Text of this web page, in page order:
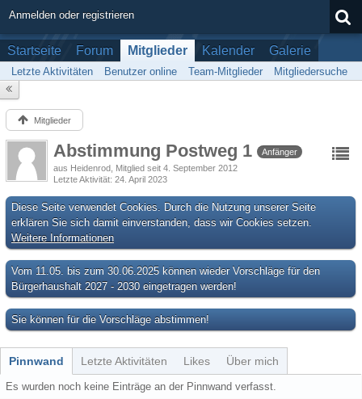
Anmelden oder registrieren
Startseite Forum Mitglieder Kalender Galerie
Letzte Aktivitäten Benutzer online Team-Mitglieder Mitgliedersuche
Mitglieder
Abstimmung Postweg 1
Anfänger
aus Heidenrod Mitglied seit 4. September 2012
Letzte Aktivität 24. April 2023
Diese Seite verwendet Cookies. Durch die Nutzung unserer Seite
erklären Sie sich damit einverstanden, dass wir Cookies setzen.
Weitere Informationen
Vom 11.05. bis zum 30.06.2025 können wieder Vorschläge für den
Bürgerhaushalt 2027 - 2030 eingetragen werden!
Sie können für die Vorschläge abstimmen!
Pinnwand Letzte Aktivitäten Likes Über mich
Es wurden noch keine Einträge an der Pinnwand verfasst.